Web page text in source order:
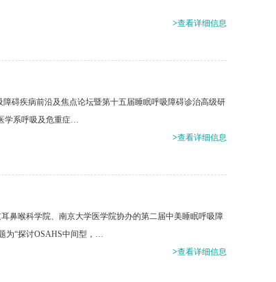
>查看详细信息
碍疾病前沿及焦点论坛暨第十五届睡眠呼吸障碍诊治高级研
学系呼吸及危重症…
>查看详细信息
鼻喉科学院、南京大学医学院协办的第二届中美睡眠呼吸障
为“探讨OSAHS中间型，…
>查看详细信息